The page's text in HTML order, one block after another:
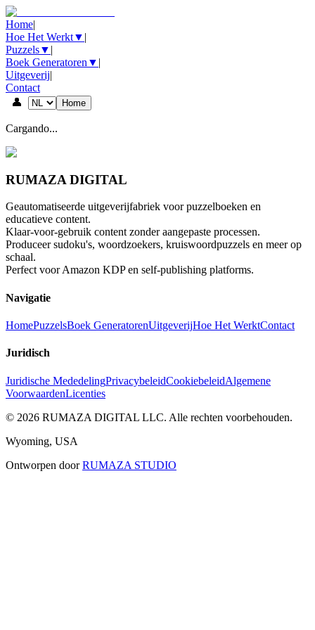
Home|
Hoe Het Werkt▼ |
Puzzels▼ |
Boek Generatoren ▼ |
Uitgeverij|
Contact
👤
Home
Cargando...
RUMAZA DIGITAL
Geautomatiseerde uitgeverijfabriek voor puzzelboeken en
educatieve content.
Klaar-voor-gebruik content zonder aangepaste processen.
Produceer sudoku's, woordzoekers, kruiswoordpuzzels en meer op
schaal.
Perfect voor Amazon KDP en self-publishing platforms.
Navigatie
HomePuzzelsBoek GeneratorenUitgeverijHoe Het WerktContact
Juridisch
Juridische MededelingPrivacybeleidCookiebeleidAlgemene
VoorwaardenLicenties
© 2026 RUMAZA DIGITAL LLC. Alle rechten voorbehouden.
Wyoming, USA
Ontworpen door RUMAZA STUDIO